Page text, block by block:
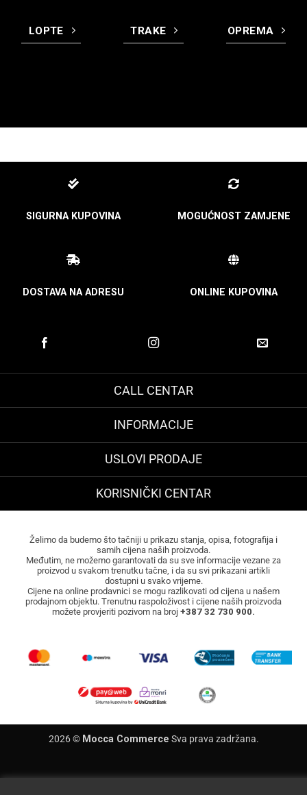
LOPTE TRAKE OPREMA
SIGURNA KUPOVINA MOGUĆNOST ZAMJENE
DOSTAVA NA ADRESU ONLINE KUPOVINA
CALL CENTAR
INFORMACIJE
USLOVI PRODAJE
KORISNIČKI CENTAR
Želimo da budemo što tačniji u prikazu stanja, opisa, fotografija i
samih cijena naših proizvoda.
Međutim, ne možemo garantovati da su sve informacije vezane za
proizvod u svakom trenutku tačne, i da su svi prikazani artikli
dostupni u svako vrijeme.
Cijene na online prodavnici se mogu razlikovati od cijena u našem
prodajnom objektu. Trenutnu raspoloživost i cijene naših proizvoda
možete provjeriti pozivom na broj +387 32 730 900.
2026 © Mocca Commerce Sva prava zadržana.